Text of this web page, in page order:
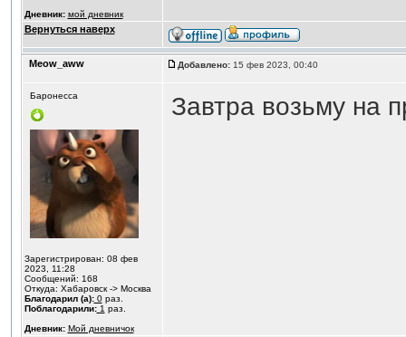
Дневник: мой дневник
Вернуться наверх
Meow_aww Добавлено:15 фев 2023, 00:40
Баронесса
Зарегистрирован: 08 фев
2023, 11:28
Сообщений: 168
Откуда: Хабаровск -> Москва
Благодарил (а):0раз.
Поблагодарили:1 раз.
Дневник: Мой дневничок
Завтра возьму на